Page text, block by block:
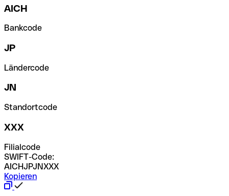
AICH
Bankcode
JP
Ländercode
JN
Standortcode
XXX
Filialcode
SWIFT-Code:
AICHJPJNXXX
Kopieren